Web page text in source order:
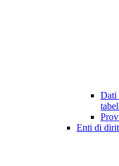
Dati
Enti di